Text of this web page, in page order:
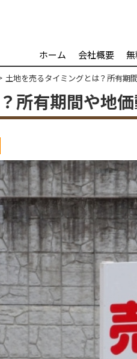
ホーム 会社概要
土地を売るタイミングとは？所有期
所有期間や地